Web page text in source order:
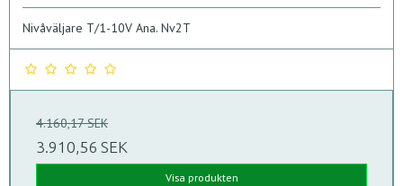
Nivåväljare T/1-10V Ana. Nv2T
4.160,17 SEK
3.910,56 SEK
Visa produkten